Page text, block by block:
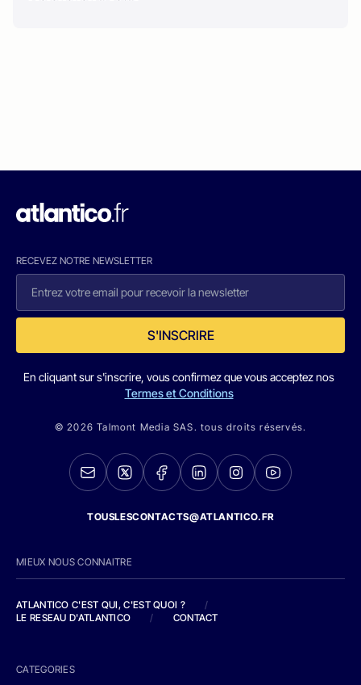
RECEVEZ NOTRE NEWSLETTER
S'INSCRIRE
En cliquant sur s'inscrire, vous confirmez que vous acceptez nos
Termes et Conditions
© 2026 Talmont Media SAS. tous droits réservés.
TOUSLESCONTACTS@ATLANTICO.FR
MIEUX NOUS CONNAITRE
ATLANTICO C'EST QUI, C'EST QUOI ?
/
LE RESEAU D'ATLANTICO
/ CONTACT
CATEGORIES